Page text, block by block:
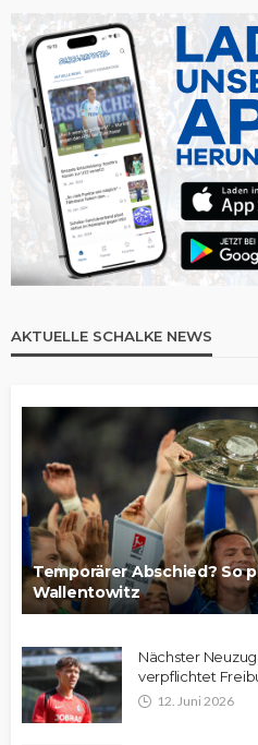
AKTUELLE SCHALKE NEWS
Temporärer Abschied? So
Wallentowitz
Nächster
verpflichtet
12. Juni 2026